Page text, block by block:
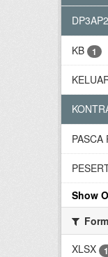
KB 1
PASCA
Show
XLSX
1